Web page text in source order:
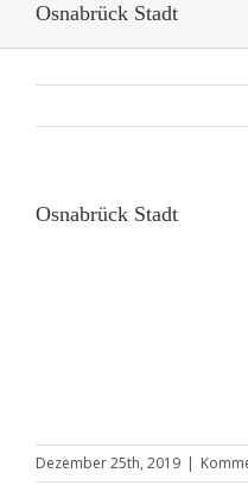
Osnabrück Stadt
Osnabrück Stadt
Dezember 25th, 2019 |